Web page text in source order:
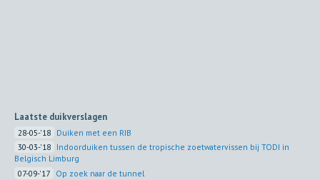
Laatste duikverslagen
28-05-'18 Duiken met een RIB
30-03-'18 Indoorduiken tussen de tropische zoetwatervissen bij TODI in
Belgisch Limburg
07-09-'17 Op zoek naar de tunnel